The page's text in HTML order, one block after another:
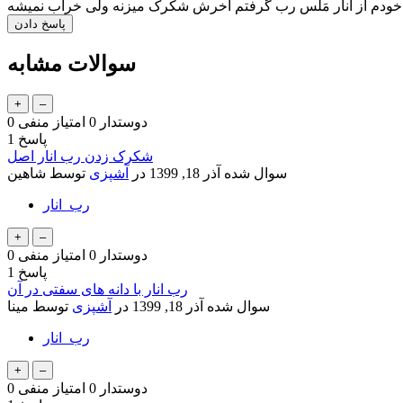
از انار مَلَس رب گرفتم آخرش شکرک میزنه ولی خراب نمیشه
سوالات مشابه
0 دوستدار 0 امتیاز منفی
1 پاسخ
شکرک زدن رب انار اصل
سوال شده آذر 18, 1399 در آشپزی توسط شاهین
رب_انار
0 دوستدار 0 امتیاز منفی
1 پاسخ
رب انار با دانه های سفتی در آن
سوال شده آذر 18, 1399 در آشپزی توسط مینا
رب_انار
0 دوستدار 0 امتیاز منفی